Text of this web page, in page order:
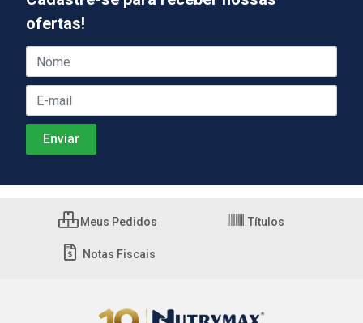
ofertas!
Meus Pedidos Títulos
Notas Fiscais